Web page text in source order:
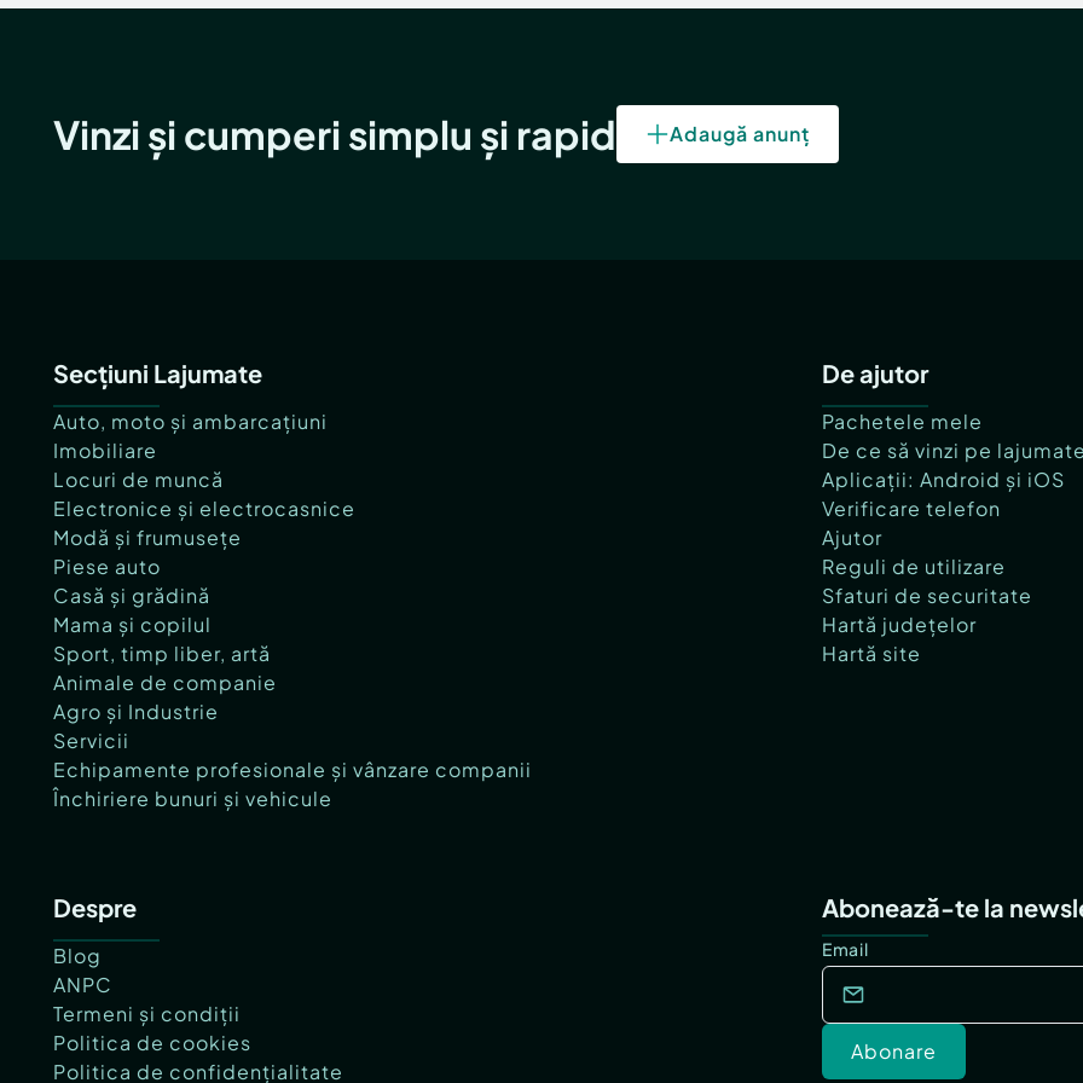
Vinzi și cumperi simplu și rapid Adaugă anunț
Secțiuni Lajumate
Auto, moto și ambarcațiuni
Imobiliare
Locuri de muncă
Electronice și electrocasnice
Modă și frumusețe
Piese auto
Casă și grădină
Mama și copilul
Sport, timp liber, artă
Animale de companie
Agro și Industrie
Servicii
Echipamente profesionale și vânzare companii
Închiriere bunuri și vehicule
De ajutor
Pachetele mele
De ce să vinzi pe
Aplicații: Android și iOS
Verificare telefon
Ajutor
Reguli de utilizare
Sfaturi de securitate
Hartă județelor
Hartă site
Despre
Blog
ANPC
Termeni și condiții
Politica de cookies
Politica de confidențialitate
Abonează-te la
Email
Abonare